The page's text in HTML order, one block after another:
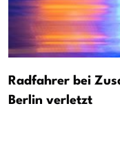
Radfahrer bei
Berlin verletzt